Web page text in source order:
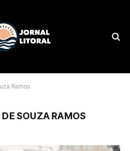
Ramos
SOUZA RAMOS